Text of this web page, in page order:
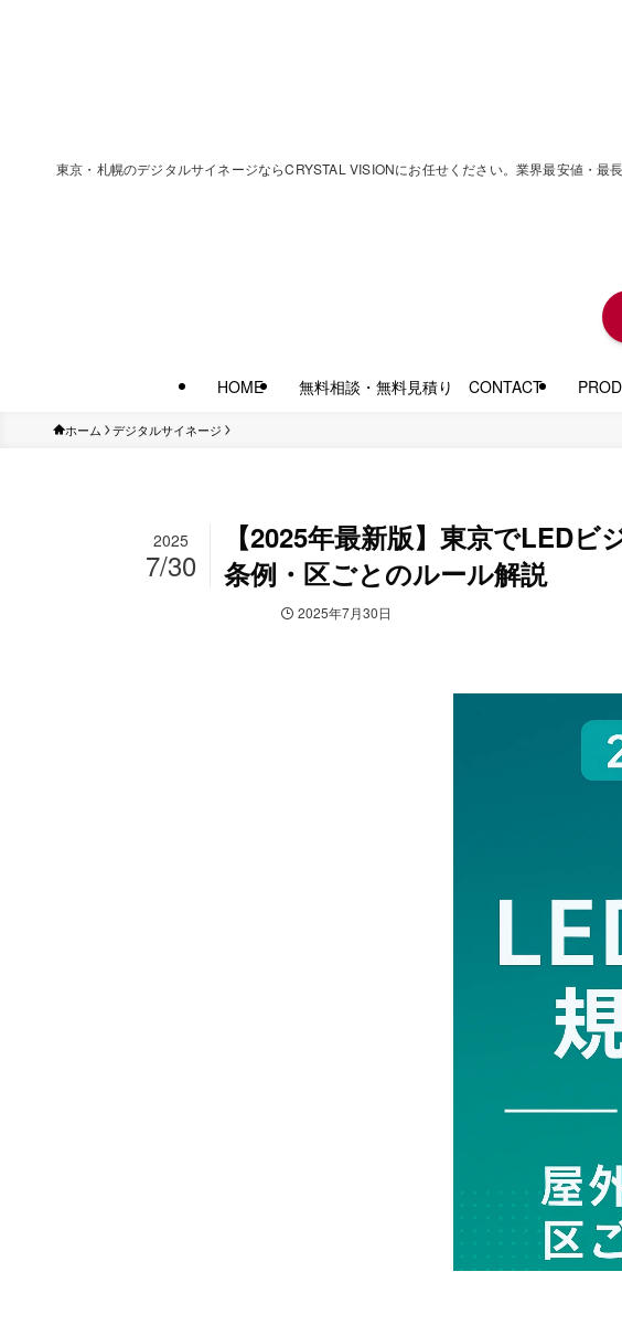
東京・札幌のデジタルサイネージならCRYSTAL VISIONにお任せください。業界最安値・
HOME 無料相談・無料見積り CONTACT
ホーム デジタルサイネージ
【2025年最新版】東京でLED
条例・区ごとのルール解説
2025
7/30
2025年7月30日